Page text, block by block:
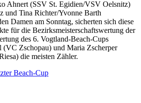
Ahnert (SSV St. Egidien/VSV Oelsnitz)
und Tina Richter/Yvonne Barth
Damen am Sonntag, sicherten sich diese
für die Bezirksmeisterschaftswertung der
des 6. Vogtland-Beach-Cups
(VC Zschopau) und Maria Zscherper
die meisten Zähler.
Beach-Cup